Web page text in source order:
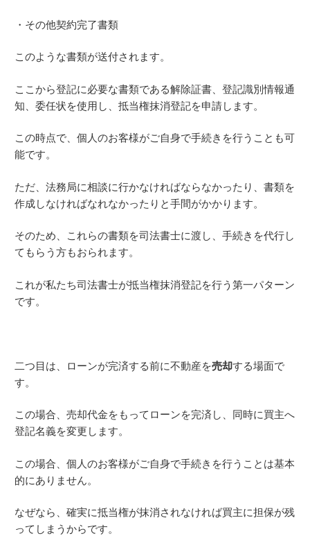
・その他契約完了書類
このような書類が送付されます。
ここから登記に必要な書類である解除証書、登記識別情報通
知、委任状を使用し、抵当権抹消登記を申請します。
この時点で、個人のお客様がご自身で手続きを行うことも可
能です。
ただ、法務局に相談に行かなければならなかったり、書類を
作成しなければなれなかったりと手間がかかります。
そのため、これらの書類を司法書士に渡し、手続きを代行し
てもらう方もおられます。
これが私たち司法書士が抵当権抹消登記を行う第一パターン
です。
二つ目は、ローンが完済する前に不動産を売却する場面で
す。
この場合、売却代金をもってローンを完済し、同時に買主へ
登記名義を変更します。
この場合、個人のお客様がご自身で手続きを行うことは基本
的にありません。
なぜなら、確実に抵当権が抹消されなければ買主に担保が残
ってしまうからです。